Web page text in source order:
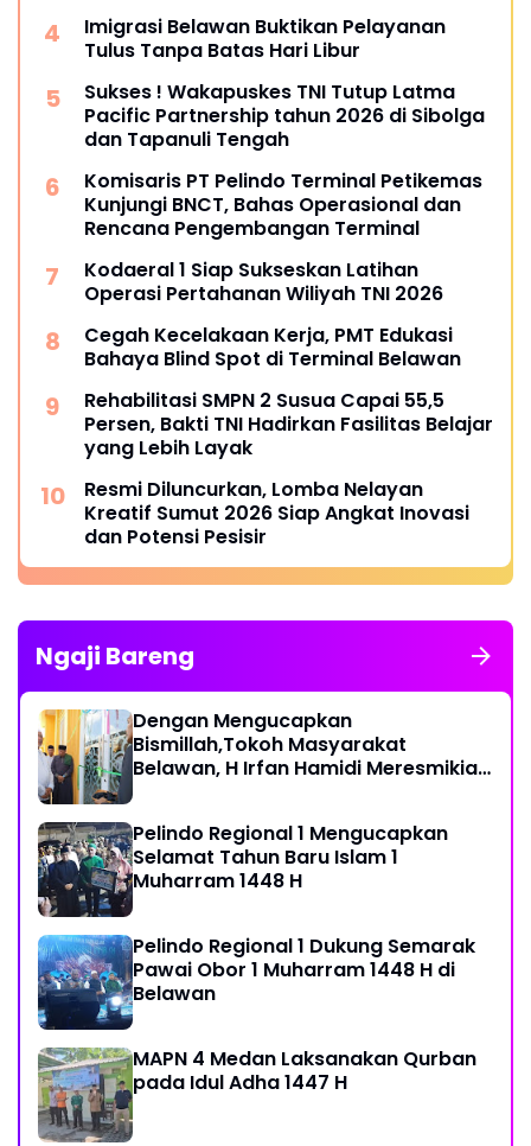
Imigrasi Belawan Buktikan Pelayanan
Tulus Tanpa Batas Hari Libur
Sukses ! Wakapuskes TNI Tutup Latma
Pacific Partnership tahun 2026 di Sibolga
dan Tapanuli Tengah
Komisaris PT Pelindo Terminal Petikemas
Kunjungi BNCT, Bahas Operasional dan
Rencana Pengembangan Terminal
Kodaeral 1 Siap Sukseskan Latihan
Operasi Pertahanan Wiliyah TNI 2026‎
Cegah Kecelakaan Kerja, PMT Edukasi
Bahaya Blind Spot di Terminal Belawan
Rehabilitasi SMPN 2 Susua Capai 55,5
Persen, Bakti TNI Hadirkan Fasilitas Belajar
yang Lebih Layak
Resmi Diluncurkan, Lomba Nelayan
Kreatif Sumut 2026 Siap Angkat Inovasi
dan Potensi Pesisir
Ngaji Bareng
Dengan Mengucapkan
Bismillah,Tokoh Masyarakat
Belawan, H Irfan Hamidi Meresmikian
Pelindo Regional 1 Mengucapkan
Selamat Tahun Baru Islam 1
Muharram 1448 H
Pelindo Regional 1 Dukung Semarak
Pawai Obor 1 Muharram 1448 H di
Belawan
MAPN 4 Medan Laksanakan Qurban
pada Idul Adha 1447 H